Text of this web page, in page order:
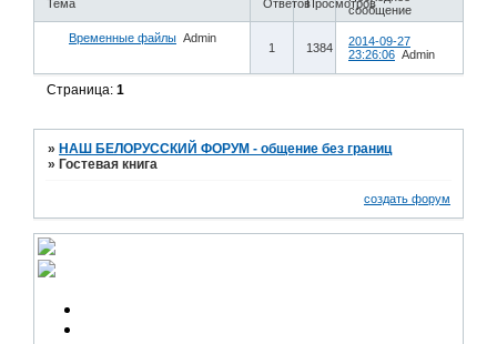
Тема ОтветовПросмотровсообщение
Временные файлы Admin
1 1384
2014-09-27
23:26:06 Admin
Страница:1
»НАШ БЕЛОРУССКИЙ ФОРУМ - общение без границ
»Гостевая книга
создать форум